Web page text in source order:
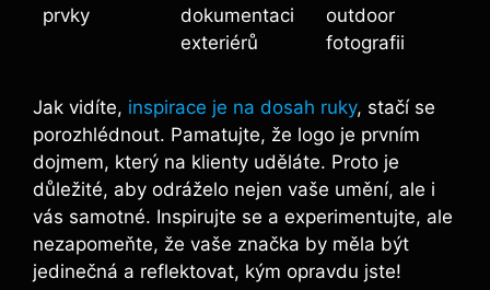
prvky
dokumentaci
exteriérů
outdoor
fotografii
Jak vidíte, inspirace je na dosah ruky, stačí se
porozhlédnout. Pamatujte, že logo je prvním
dojmem, který na klienty uděláte. Proto je
důležité, aby odráželo nejen vaše umění, ale i
vás samotné. Inspirujte se a experimentujte, ale
nezapomeňte, že vaše značka by měla být
jedinečná a reflektovat, kým opravdu jste!